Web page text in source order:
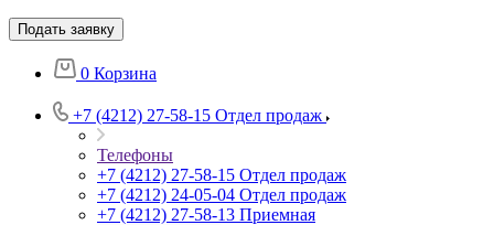
Подать заявку
0 Корзина
+7 (4212) 27-58-15 Отдел продаж
Телефоны
+7 (4212) 27-58-15 Отдел продаж
+7 (4212) 24-05-04 Отдел продаж
+7 (4212) 27-58-13 Приемная